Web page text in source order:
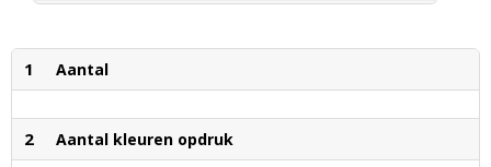
1 Aantal
2 Aantal kleuren opdruk